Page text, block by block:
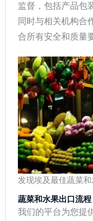
监督，包括产品包
同时与相关机构合
合所有安全和质量
蔬菜和水果出口流程
我们的平台为您提